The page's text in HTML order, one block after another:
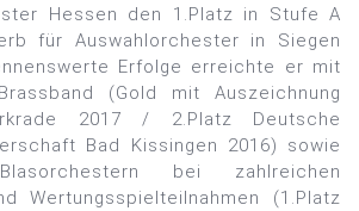
Hessen den 1.Platz in Stufe A
für Auswahlorchester in Siegen
Erfolge erreichte er mit
(Gold mit Auszeichnung
2017 / 2.Platz Deutsche
Bad Kissingen 2016) sowie
bei zahlreichen
Wertungsspielteilnahmen (1.Platz